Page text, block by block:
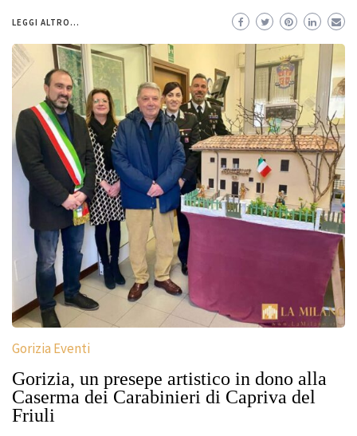
LEGGI ALTRO...
Gorizia Eventi
Gorizia, un presepe artistico in dono alla
Caserma dei Carabinieri di Capriva del
Friuli